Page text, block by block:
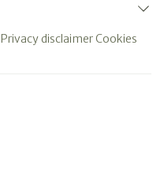
Privacy disclaimerCookies